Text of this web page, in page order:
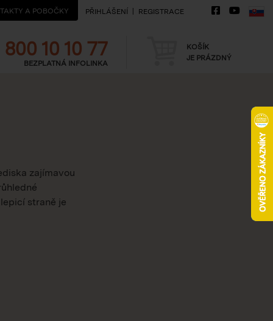
A POBOČKY PŘIHLÁŠENÍ REGISTRACE
800 10 10 77
BEZPLATNÁ INFOLINKA Košík
KOŠÍK
JE PRÁZDNÝ
zajímavou
straně je